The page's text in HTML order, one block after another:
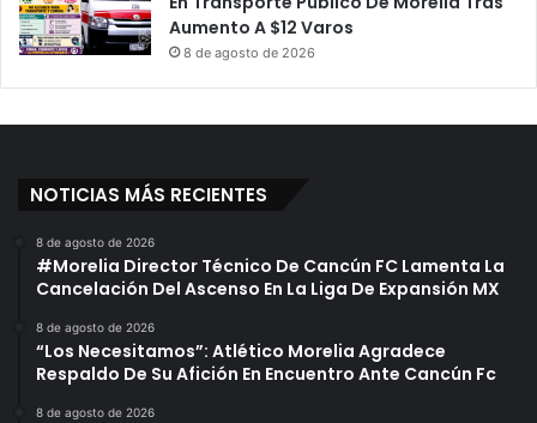
Aumento A $12 Varos
8 de agosto de 2026
NOTICIAS MÁS RECIENTES
8 de agosto de 2026
#Morelia Director Técnico De Cancún FC Lamenta La
Cancelación Del Ascenso En La Liga De Expansión MX
8 de agosto de 2026
“Los Necesitamos”: Atlético Morelia Agradece
Respaldo De Su Afición En Encuentro Ante Cancún Fc
8 de agosto de 2026